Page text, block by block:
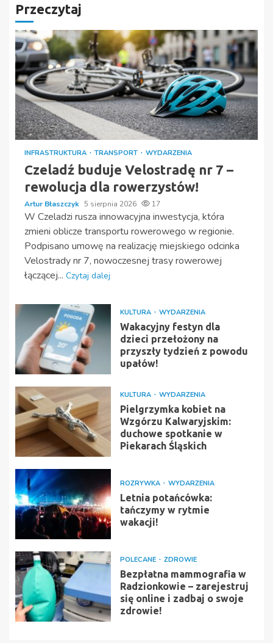
Przeczytaj
INFRASTRUKTURA TRANSPORT WYDARZENIA
Czeladź buduje Velostradę nr 7 –
rewolucja dla rowerzystów!
Artur Błaszczyk 5 sierpnia 2026 17
W Czeladzi rusza innowacyjna inwestycja, która
zmieni oblicze transportu rowerowego w regionie.
Podpisano umowę na realizację miejskiego odcinka
Velostrady nr 7, nowoczesnej trasy rowerowej
łączącej... Czytaj dalej
KULTURA WYDARZENIA
Wakacyjny festyn dla
dzieci przełożony na
przyszły tydzień z powodu
upałów!
KULTURA WYDARZENIA
Pielgrzymka kobiet na
Wzgórzu Kalwaryjskim:
duchowe spotkanie w
Piekarach Śląskich
ROZRYWKA WYDARZENIA
Letnia potańcówka:
tańczymy w rytmie
wakacji!
POLECANE ZDROWIE
Bezpłatna mammografia w
Radzionkowie – zarejestruj
się online i zadbaj o swoje
zdrowie!